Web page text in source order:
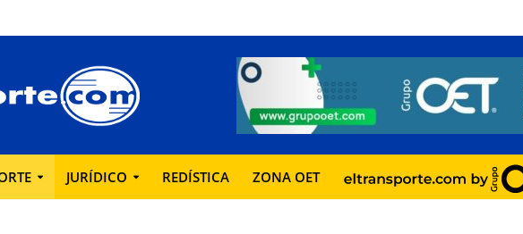
JURÍDICO REDÍSTICA ZONA OET